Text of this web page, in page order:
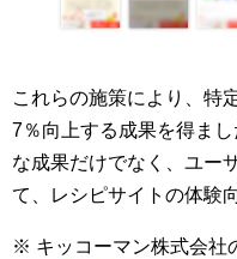
これらの施策により、特
7％向上する成果を得ま
な成果だけでなく、ユー
て、レシピサイトの体験
※ キッコーマン株式会社